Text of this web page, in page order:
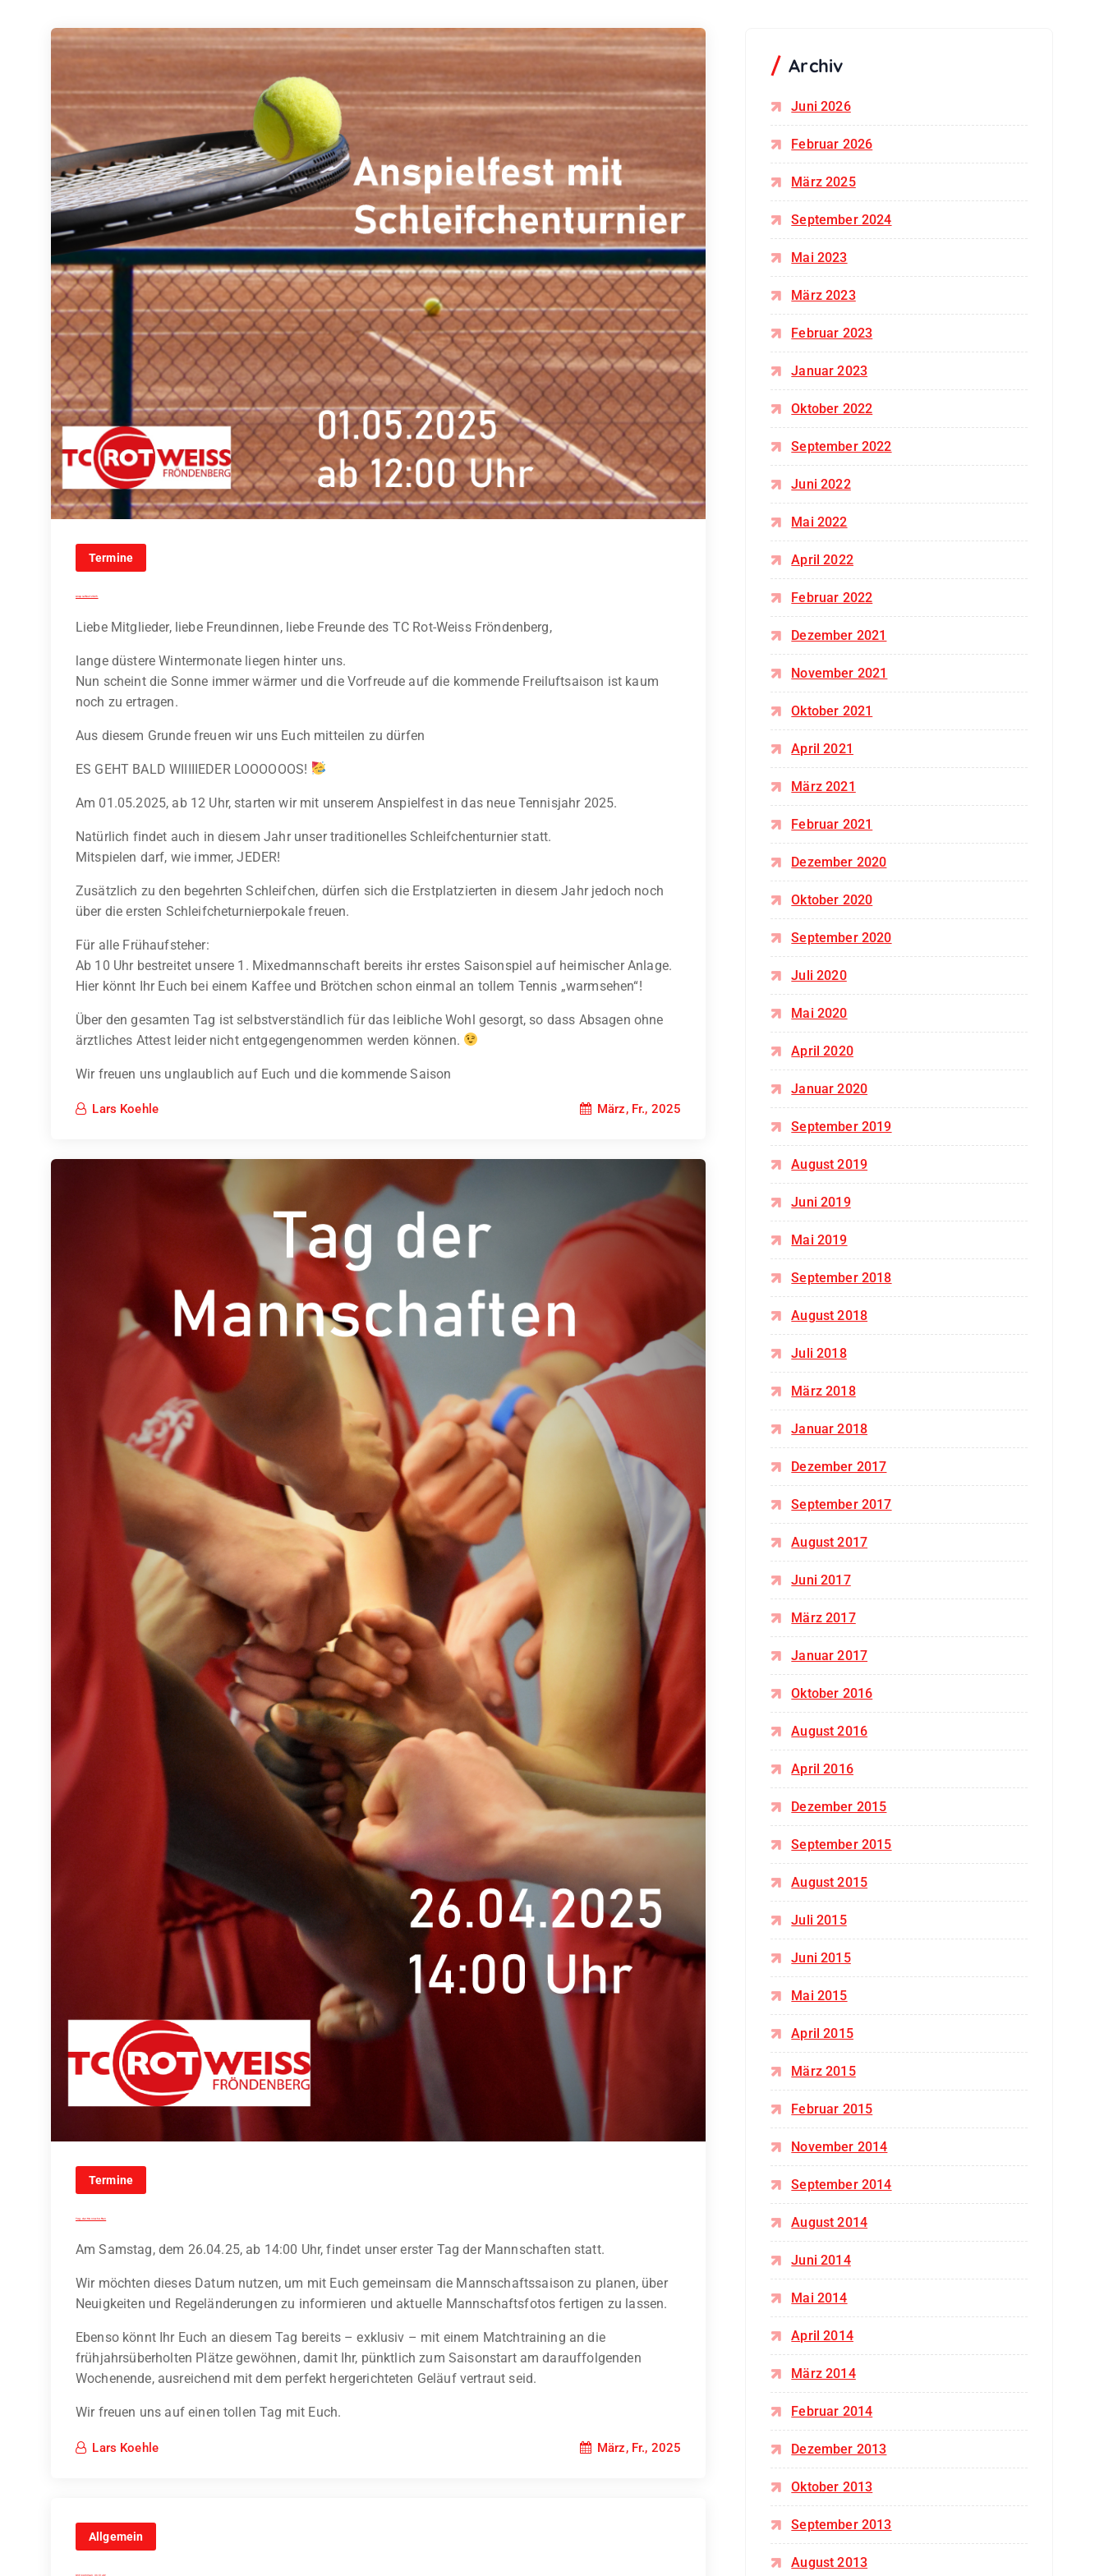
Termine
Anspielfest 2025
Liebe Mitglieder, liebe Freundinnen, liebe Freunde des TC Rot-Weiss Fröndenberg,
lange düstere Wintermonate liegen hinter uns.
Nun scheint die Sonne immer wärmer und die Vorfreude auf die kommende Freiluftsaison ist kaum
noch zu ertragen.
Aus diesem Grunde freuen wir uns Euch mitteilen zu dürfen
ES GEHT BALD WIIIIIEDER LOOOOOOS!
Am 01.05.2025, ab 12 Uhr, starten wir mit unserem Anspielfest in das neue Tennisjahr 2025.
Natürlich findet auch in diesem Jahr unser traditionelles Schleifchenturnier statt.
Mitspielen darf, wie immer, JEDER!
Zusätzlich zu den begehrten Schleifchen, dürfen sich die Erstplatzierten in diesem Jahr jedoch noch
über die ersten Schleifcheturnierpokale freuen.
Für alle Frühaufsteher:
Ab 10 Uhr bestreitet unsere 1. Mixedmannschaft bereits ihr erstes Saisonspiel auf heimischer Anlage.
Hier könnt Ihr Euch bei einem Kaffee und Brötchen schon einmal an tollem Tennis „warmsehen“!
Über den gesamten Tag ist selbstverständlich für das leibliche Wohl gesorgt, so dass Absagen ohne
ärztliches Attest leider nicht entgegengenommen werden können.
Wir freuen uns unglaublich auf Euch und die kommende Saison
Lars Koehle März, Fr., 2025
Termine
Tag der Mannschaften
Am Samstag, dem 26.04.25, ab 14:00 Uhr, findet unser erster Tag der Mannschaften statt.
Wir möchten dieses Datum nutzen, um mit Euch gemeinsam die Mannschaftssaison zu planen, über
Neuigkeiten und Regeländerungen zu informieren und aktuelle Mannschaftsfotos fertigen zu lassen.
Ebenso könnt Ihr Euch an diesem Tag bereits – exklusiv – mit einem Matchtraining an die
frühjahrsüberholten Plätze gewöhnen, damit Ihr, pünktlich zum Saisonstart am darauffolgenden
Wochenende, ausreichend mit dem perfekt hergerichteten Geläuf vertraut seid.
Wir freuen uns auf einen tollen Tag mit Euch.
Lars Koehle März, Fr., 2025
Allgemein
Willkommen im Club!
Archiv
Juni 2026
Februar 2026
März 2025
September 2024
Mai 2023
März 2023
Februar 2023
Januar 2023
Oktober 2022
September 2022
Juni 2022
Mai 2022
April 2022
Februar 2022
Dezember 2021
November 2021
Oktober 2021
April 2021
März 2021
Februar 2021
Dezember 2020
Oktober 2020
September 2020
Juli 2020
Mai 2020
April 2020
Januar 2020
September 2019
August 2019
Juni 2019
Mai 2019
September 2018
August 2018
Juli 2018
März 2018
Januar 2018
Dezember 2017
September 2017
August 2017
Juni 2017
März 2017
Januar 2017
Oktober 2016
August 2016
April 2016
Dezember 2015
September 2015
August 2015
Juli 2015
Juni 2015
Mai 2015
April 2015
März 2015
Februar 2015
November 2014
September 2014
August 2014
Juni 2014
Mai 2014
April 2014
März 2014
Februar 2014
Dezember 2013
Oktober 2013
September 2013
August 2013